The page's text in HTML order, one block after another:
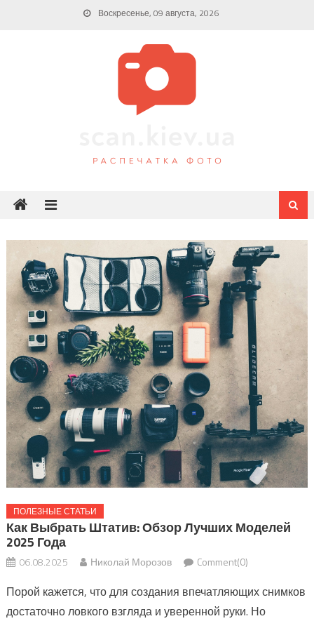
Воскресенье, 09 августа, 2026
ПОЛЕЗНЫЕ СТАТЬИ
Как Выбрать Штатив: Обзор Лучших Моделей
2025 Года
06.08.2025 Николай Морозов Comment(0)
Порой кажется, что для создания впечатляющих снимков
достаточно ловкого взгляда и уверенной руки. Но